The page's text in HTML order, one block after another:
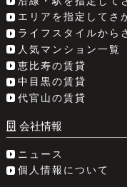
エリアを指定してさ
ライフスタイルから
人気マンション一覧
恵比寿の賃貸
中目黒の賃貸
代官山の賃貸
会社情報
ニュース
個人情報について